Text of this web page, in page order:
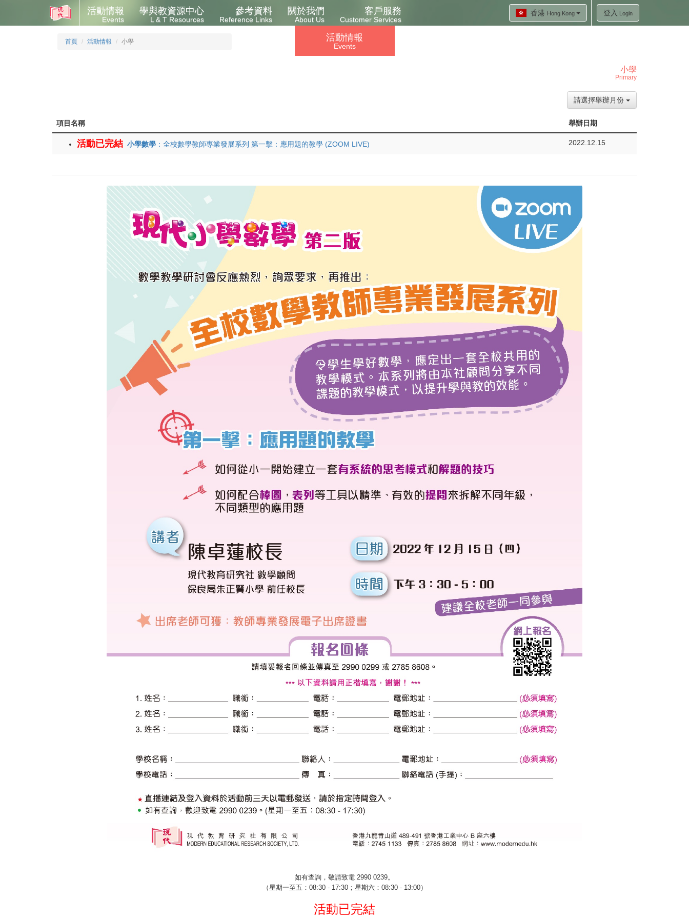
香港 Hong Kong 登入 Login
活動情報
Events
學與教資源中心
L & T Resources
參考資料
Reference Links
關於我們
About Us
客戶服務
Customer Services
首頁 活動情報 小學 活動情報
Events
小學
Primary
請選擇舉辦月份
項目名稱 舉辦日期
活動已完結 小學數學 ：全校數學教師專業發展系列 第一擊：應用題的教學 (ZOOM LIVE) 2022.12.15
如有查詢，敬請致電 2990 0239。
（星期一至五： 08:30 - 17:30；星期六： 08:30 - 13:00）
活動已完結